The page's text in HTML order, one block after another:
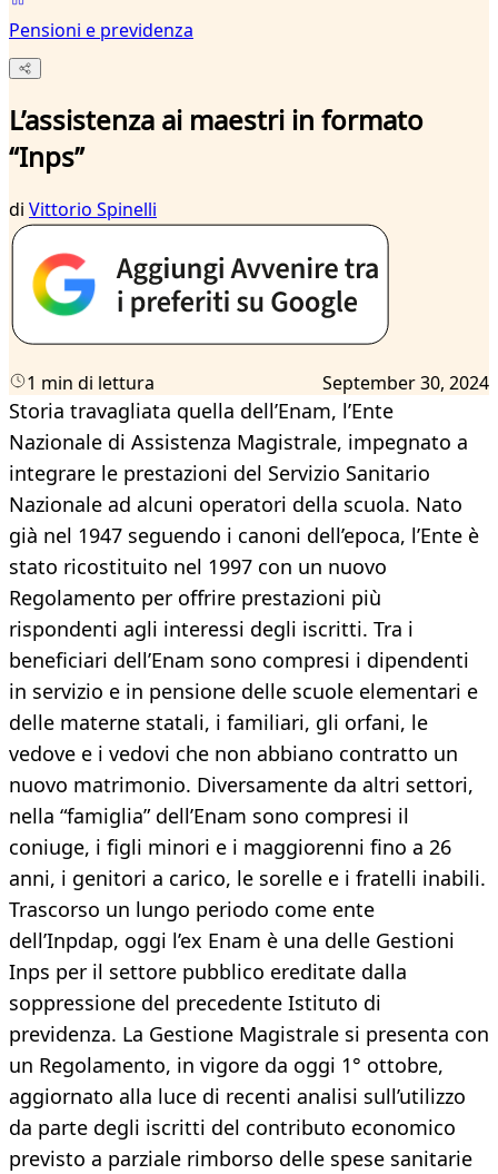
Pensioni e previdenza
L’assistenza ai maestri in formato
“Inps”
di Vittorio Spinelli
1 min di lettura September 30, 2024
Storia travagliata quella dell’Enam, l’Ente
Nazionale di Assistenza Magistrale, impegnato a
integrare le prestazioni del Servizio Sanitario
Nazionale ad alcuni operatori della scuola. Nato
già nel 1947 seguendo i canoni dell’epoca, l’Ente è
stato ricostituito nel 1997 con un nuovo
Regolamento per offrire prestazioni più
rispondenti agli interessi degli iscritti. Tra i
beneficiari dell’Enam sono compresi i dipendenti
in servizio e in pensione delle scuole elementari e
delle materne statali, i familiari, gli orfani, le
vedove e i vedovi che non abbiano contratto un
nuovo matrimonio. Diversamente da altri settori,
nella “famiglia” dell’Enam sono compresi il
coniuge, i figli minori e i maggiorenni fino a 26
anni, i genitori a carico, le sorelle e i fratelli inabili.
Trascorso un lungo periodo come ente
dell’Inpdap, oggi l’ex Enam è una delle Gestioni
Inps per il settore pubblico ereditate dalla
soppressione del precedente Istituto di
previdenza. La Gestione Magistrale si presenta con
un Regolamento, in vigore da oggi 1° ottobre,
aggiornato alla luce di recenti analisi sull’utilizzo
da parte degli iscritti del contributo economico
previsto a parziale rimborso delle spese sanitarie